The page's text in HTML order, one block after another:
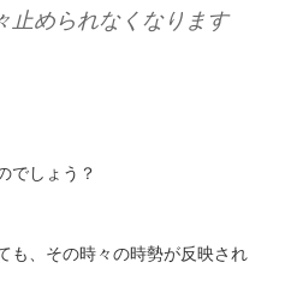
止められなくなります
でしょう？
も、その時々の時勢が反映され